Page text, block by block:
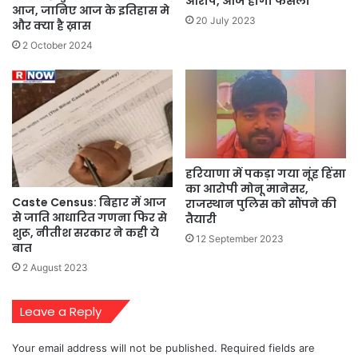
आज, जानिए आज के इतिहास मे
और क्या है ख़ास
2 October 2024
20 July 2023
Caste Census: बिहार में आज
से जाति आधारित गणना फिर से
शुरू, नीतीश सरकार ने कही ये
बात
2 August 2023
हरियाणा में पकड़ा गया नूंह हिंसा
का आरोपी मोनू मानेसर,
राजस्थान पुलिस को सौंपने की
तैयारी
12 September 2023
Leave a Reply
Your email address will not be published. Required fields are